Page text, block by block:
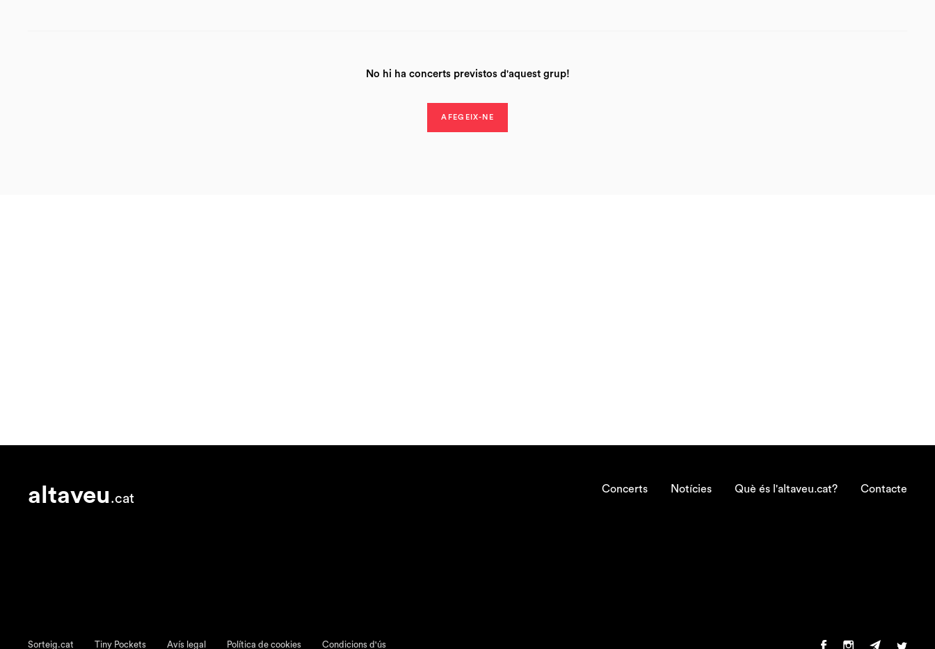
No hi ha concerts previstos d'aquest grup!
AFEGEIX-NE
altaveu.cat
Concerts Notícies Què és l'altaveu.cat? Contacte
Sorteig.cat Tiny Pockets Avís legal Política de cookies Condicions d'ús